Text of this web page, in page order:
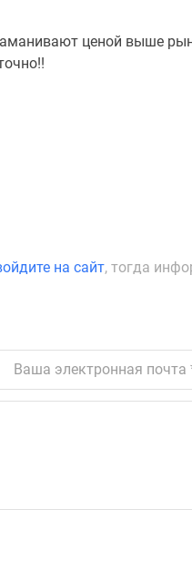
ценой выше
на сайт, тогда